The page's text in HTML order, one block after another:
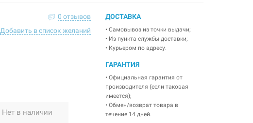
0 отзывов
Добавить в список желаний
Нет в наличии
ДОСТАВКА
• Самовывоз из точки выдачи;
• Из пункта службы доставки;
• Курьером по адресу.
ГАРАНТИЯ
• Официальная гарантия от
производителя (если таковая
имеется);
• Обмен/возврат товара в
течение 14 дней.